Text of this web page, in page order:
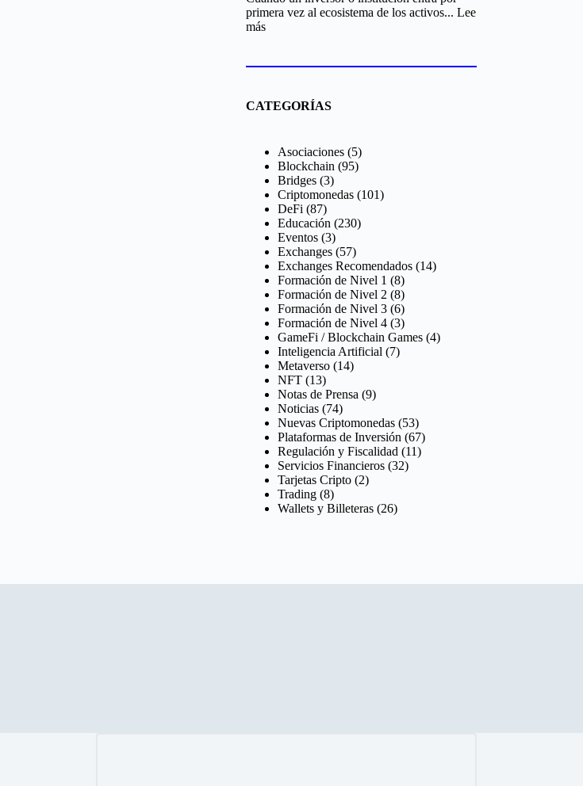
en
primera vez al ecosistema de los activos...Lee
más:
el
El
que
Define
tus
Inversiones
CATEGORÍAS
Asociaciones (5)
Blockchain (95)
Bridges (3)
Criptomonedas (101)
DeFi (87)
Educación (230)
Eventos (3)
Exchanges (57)
Exchanges Recomendados (14)
Formación de Nivel 1 (8)
Formación de Nivel 2 (8)
Formación de Nivel 3 (6)
Formación de Nivel 4 (3)
GameFi / Blockchain Games (4)
Inteligencia Artificial (7)
Metaverso (14)
NFT (13)
Notas de Prensa (9)
Noticias (74)
Nuevas Criptomonedas (53)
Plataformas de Inversión (67)
Regulación y Fiscalidad (11)
Servicios Financieros (32)
Tarjetas Cripto (2)
Trading (8)
Wallets y Billeteras (26)